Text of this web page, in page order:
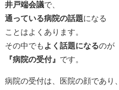
井戸端会議で、
通っている病院の話題になる
ことはよくあります。
その中でも よく話題になるのが
『病院の受付』 です。
病院の受付は、医院の顔であり、